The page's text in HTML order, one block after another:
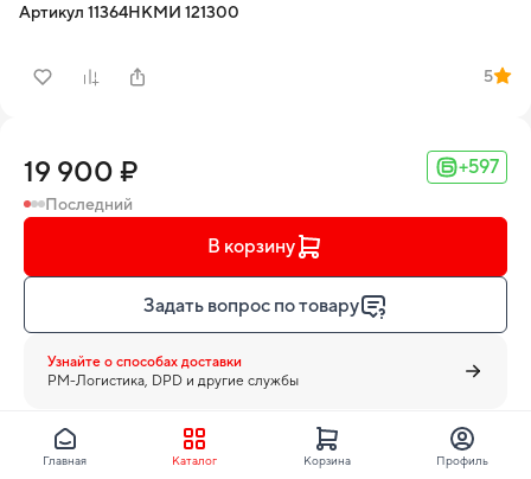
Артикул 11364НКМИ 121300
5
19 900 ₽ +597
Последний
В корзину
Задать вопрос по товару
Узнайте о способах доставки
PM-Логистика, DPD и другие службы
Главная Каталог Корзина Профиль